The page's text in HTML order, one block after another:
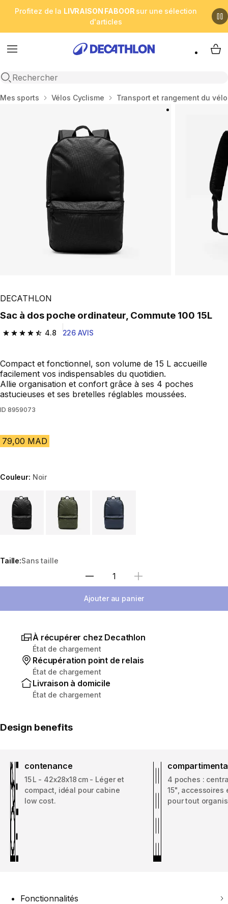
Profitez de la LIVRAISON FABOOR sur une sélection
d'articles
Menu
Open search
My
Accueil
Mes sports Vélos Cyclisme Transport et rangement du vélo
DECATHLON
Sac à dos poche ordinateur, Commute 100 15L
4.8
4.8 out of 5 stars from 226 reviews
226 AVIS
Compact et fonctionnel, son volume de 15 L accueille
facilement vos indispensables du quotidien.
Allie organisation et confort grâce à ses 4 poches
astucieuses et ses bretelles réglables moussées.
ID 8959073
79,00 MAD
Couleur: Noir
Choose a variant
Taille:Sans taille
Sélectionnez la quantité
Ajouter au panier
À récupérer chez Decathlon
État de chargement
Récupération point de relais
État de chargement
Livraison à domicile
État de chargement
Design benefits
contenance
15 L - 42x28x18 cm - Léger et
compact, idéal pour cabine
low cost.
4 poches :
15", accessoires
pour tout
Fonctionnalités